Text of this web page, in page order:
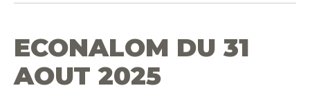
ECONALOM DU 31
AOUT 2025